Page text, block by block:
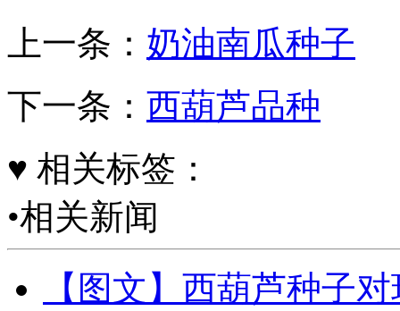
上一条： 奶油南瓜种子
下一条： 西葫芦品种
♥ 相关标签：
•相关新闻
【图文】西葫芦种子